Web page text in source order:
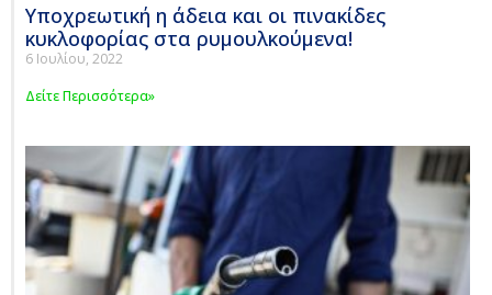
Υποχρεωτική η άδεια και οι πινακίδες
κυκλοφορίας στα ρυμουλκούμενα!
6 Ιουλίου, 2022
Δείτε Περισσότερα»